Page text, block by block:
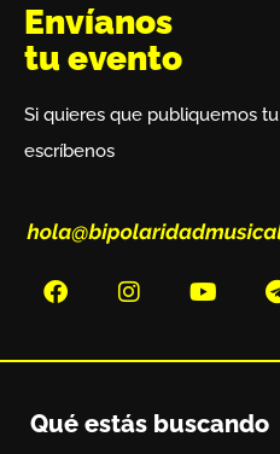
Envíanos
tu evento
Si quieres que publiquemos
escríbenos
Qué estás buscando